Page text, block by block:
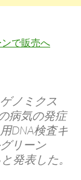
で販売へ
ノミクス
病気の発症
DNA検査キ
リーン
発表した。